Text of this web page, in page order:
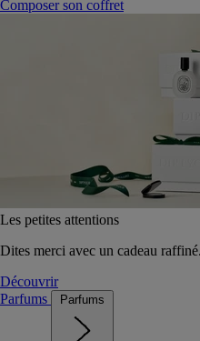
Composer son coffret
Les petites attentions
Dites merci avec un cadeau raffiné.
Découvrir
Parfums
Parfums